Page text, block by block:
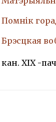
Помнiк
Брэсцкая
кан. XIX -